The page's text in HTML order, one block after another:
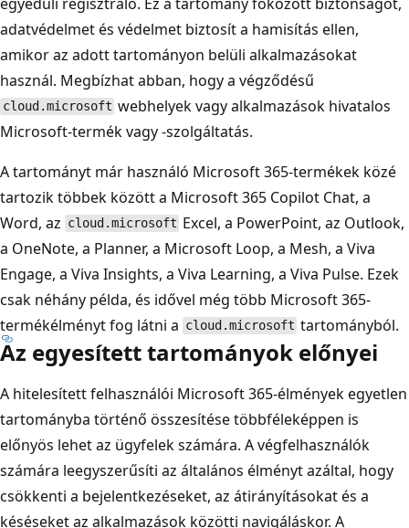
adatvédelmet és védelmet biztosít a hamisítás ellen,
amikor az adott tartományon belüli alkalmazásokat
használ. Megbízhat abban, hogy a végződésű
cloud.microsoft webhelyek vagy alkalmazások hivatalos
Microsoft-termék vagy -szolgáltatás.
A tartományt már használó Microsoft 365-termékek közé
tartozik többek között a Microsoft 365 Copilot Chat, a
Word, az cloud.microsoft Excel, a PowerPoint, az Outlook,
a OneNote, a Planner, a Microsoft Loop, a Mesh, a Viva
Engage, a Viva Insights, a Viva Learning, a Viva Pulse. Ezek
csak néhány példa, és idővel még több Microsoft 365-
termékélményt fog látni a cloud.microsoft tartományból.
Az egyesített tartományok előnyei
A hitelesített felhasználói Microsoft 365-élmények egyetlen
tartományba történő összesítése többféleképpen is
előnyös lehet az ügyfelek számára. A végfelhasználók
számára leegyszerűsíti az általános élményt azáltal, hogy
csökkenti a bejelentkezéseket, az átirányításokat és a
késéseket az alkalmazások közötti navigáláskor. A